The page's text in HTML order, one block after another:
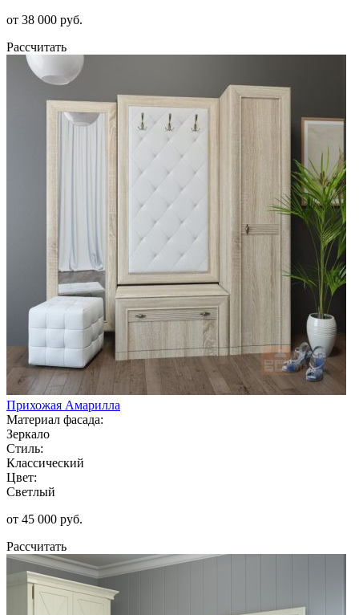
от 38 000 руб.
Рассчитать
Прихожая Амарилла
Материал фасада:
Зеркало
Стиль:
Классический
Цвет:
Светлый
от 45 000 руб.
Рассчитать